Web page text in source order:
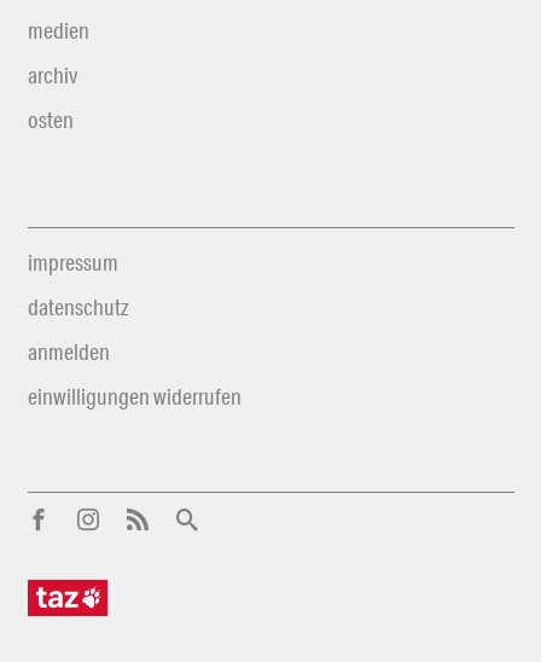
medien
archiv
osten
impressum
datenschutz
anmelden
einwilligungen widerrufen